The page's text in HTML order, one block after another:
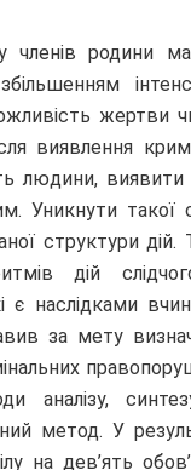
членів родини
жертви
виявлення
людини, виявити
Уникнути такої
структури
дій
є наслідками
за мету
аналізу,
метод. У
на дев’ять